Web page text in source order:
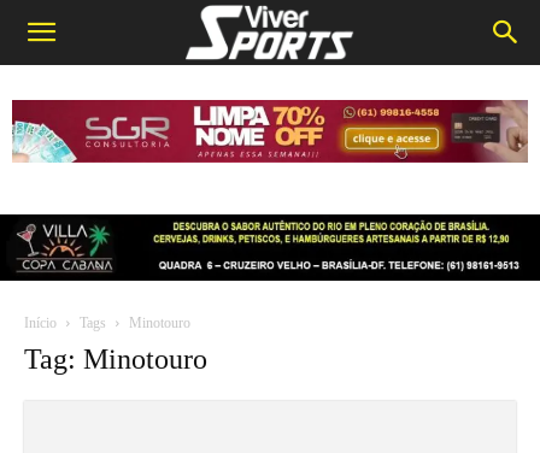
Início Tags Minotouro
Tag: Minotouro